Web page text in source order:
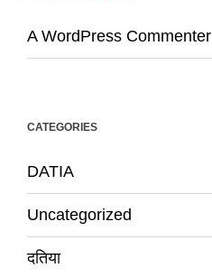
A WordPress Commenter
CATEGORIES
DATIA
Uncategorized
दतिया